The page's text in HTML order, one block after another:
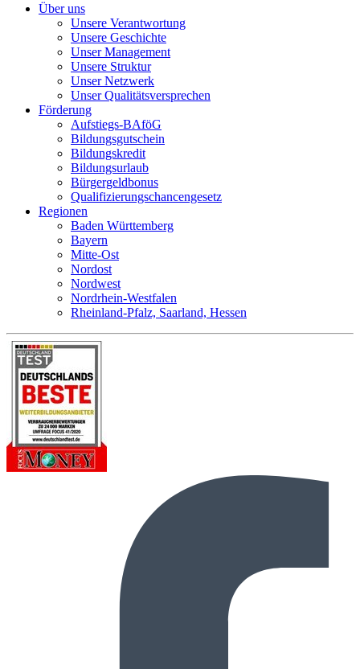
Über uns
Unsere Verantwortung
Unsere Geschichte
Unser Management
Unsere Struktur
Unser Netzwerk
Unser Qualitätsversprechen
Förderung
Aufstiegs-BAföG
Bildungsgutschein
Bildungskredit
Bildungsurlaub
Bürgergeldbonus
Qualifizierungschancengesetz
Regionen
Baden Württemberg
Bayern
Mitte-Ost
Nordost
Nordwest
Nordrhein-Westfalen
Rheinland-Pfalz, Saarland, Hessen